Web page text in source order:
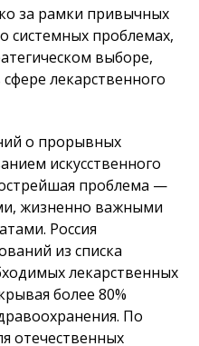
за рамки привычных
системных проблемах,
выборе,
лекарственного
о прорывных
искусственного
острейшая проблема —
жизненно важными
Россия
из списка
лекарственных
более 80%
По
отечественных